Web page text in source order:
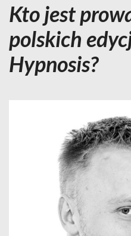
Kto jest
polskich
Hypnosis?